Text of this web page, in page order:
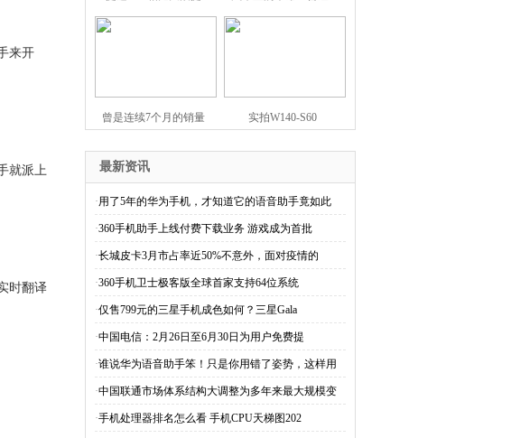
来开
就派上
时翻译
曾是连续7个月的销量 实拍W140-S60
最新资讯
·用了5年的华为手机，才知道它的语音助手竟如此
·360手机助手上线付费下载业务 游戏成为首批
·长城皮卡3月市占率近50%不意外，面对疫情的
·360手机卫士极客版全球首家支持64位系统
·仅售799元的三星手机成色如何？三星Gala
·中国电信：2月26日至6月30日为用户免费提
·谁说华为语音助手笨！只是你用错了姿势，这样用
·中国联通市场体系结构大调整为多年来最大规模变
·手机处理器排名怎么看 手机CPU天梯图202